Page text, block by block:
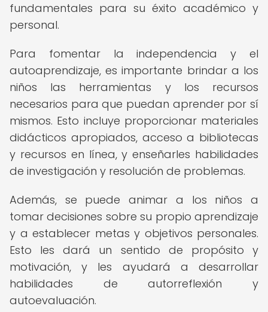
fundamentales para su éxito académico y
personal.
Para fomentar la independencia y el
autoaprendizaje, es importante brindar a los
niños las herramientas y los recursos
necesarios para que puedan aprender por sí
mismos. Esto incluye proporcionar materiales
didácticos apropiados, acceso a bibliotecas
y recursos en línea, y enseñarles habilidades
de investigación y resolución de problemas.
Además, se puede animar a los niños a
tomar decisiones sobre su propio aprendizaje
y a establecer metas y objetivos personales.
Esto les dará un sentido de propósito y
motivación, y les ayudará a desarrollar
habilidades de autorreflexión y
autoevaluación.